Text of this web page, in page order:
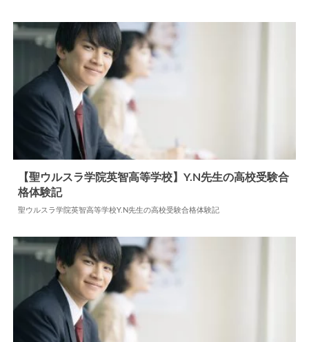
高校合格体験記
【聖ウルスラ学院英智高等学校】Y.N先生の高校受験合
格体験記
聖ウルスラ学院英智高等学校Y.N先生の高校受験合格体験記